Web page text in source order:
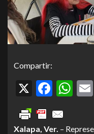
Compartir:
X
Xalapa, Ver. –